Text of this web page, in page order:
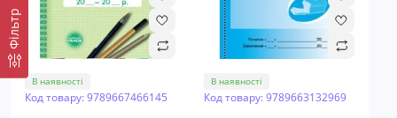
Фільтр
В наявності
Код товару: 9789667466145
В наявності
Код товару: 9789663132969